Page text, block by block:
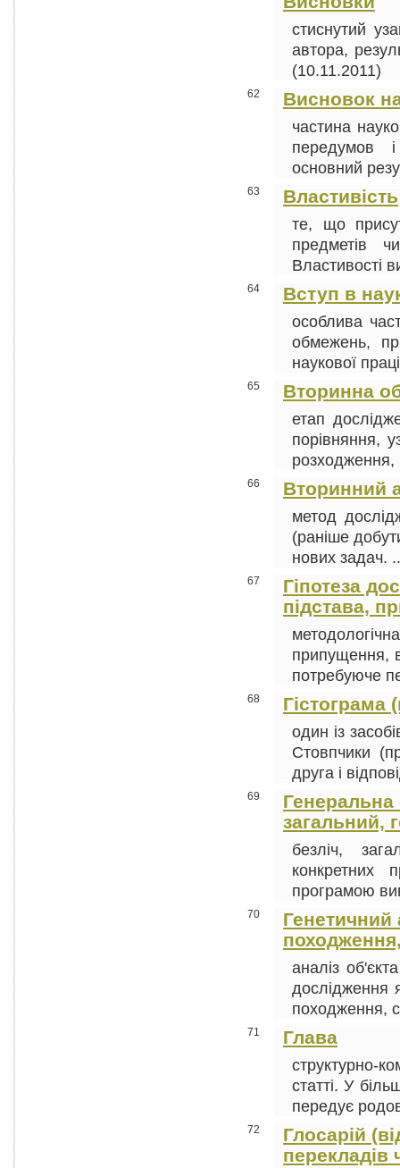
стиснутий
автора,
(10.11.2011)
62 Висновок
частина
передумов
основний
63 Властивість
те, що
предметів
Властивості
64 Вступ в
особлива
обмежень,
наукової
65 Вторинна
етап
порівняння,
розходження,
66 Вторинний
метод
(раніше
нових задач.
67
Гіпотеза
підстава,
припущення,
потребуюче
68 Гістограма
один із
Стовпчики
друга і
69
Генеральна
загальний,
безліч,
конкретних
програмою
70
Генетичний
аналіз
дослідження
походження,
71 Глава
структурно-
статті. У
передує
72
Глосарій
перекладів